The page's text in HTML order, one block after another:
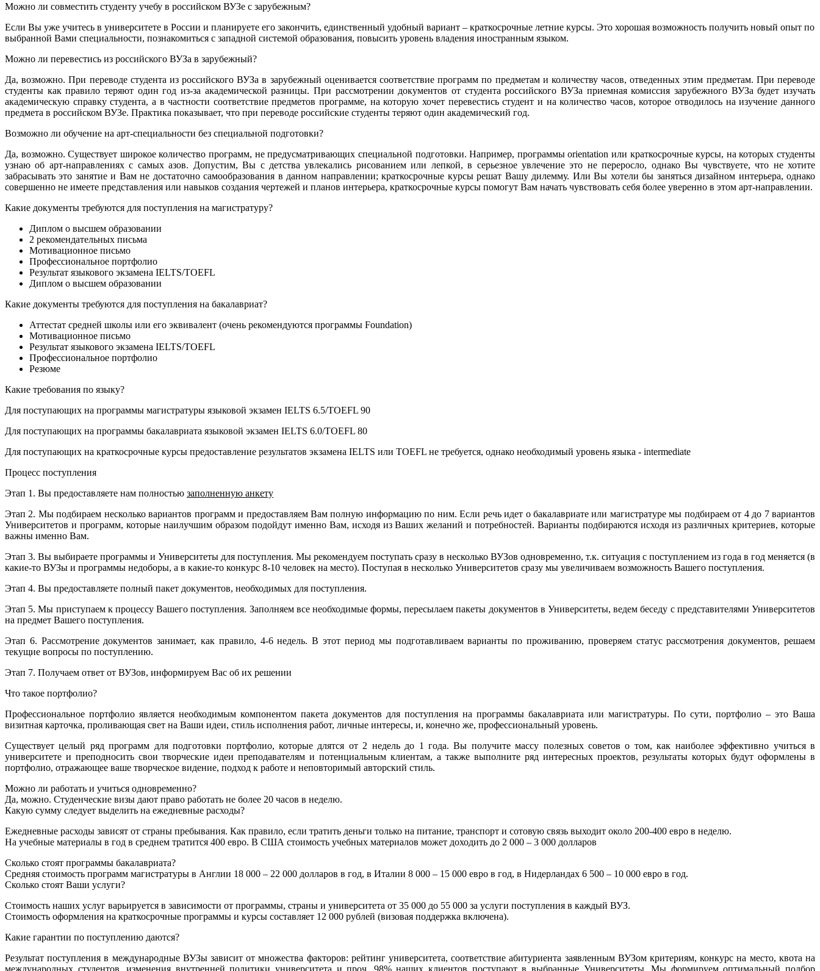
Можно ли совместить студенту учебу в российском ВУЗе с зарубежным?
Если Вы уже учитесь в университете в России и планируете его закончить, единственный удобный вариант – краткосрочные летние курсы. Это хорошая возможность получить новый опыт по
выбранной Вами специальности, познакомиться с западной системой образования, повысить уровень владения иностранным языком.
Можно ли перевестись из российского ВУЗа в зарубежный?
Да, возможно. При переводе студента из российского ВУЗа в зарубежный оценивается соответствие программ по предметам и количеству часов, отведенных этим предметам. При переводе
студенты как правило теряют один год из-за академической разницы. При рассмотрении документов от студента российского ВУЗа приемная комиссия зарубежного ВУЗа будет изучать
академическую справку студента, а в частности соответствие предметов программе, на которую хочет перевестись студент и на количество часов, которое отводилось на изучение данного
предмета в российском ВУЗе. Практика показывает, что при переводе российские студенты теряют один академический год.
Возможно ли обучение на арт-специальности без специальной подготовки?
Да, возможно. Существует широкое количество программ, не предусматривающих специальной подготовки. Например, программы orientation или краткосрочные курсы, на которых студенты
узнаю об арт-направлениях с самых азов. Допустим, Вы с детства увлекались рисованием или лепкой, в серьезное увлечение это не переросло, однако Вы чувствуете, что не хотите
забрасывать это занятие и Вам не достаточно самообразования в данном направлении; краткосрочные курсы решат Вашу дилемму. Или Вы хотели бы заняться дизайном интерьера, однако
совершенно не имеете представления или навыков создания чертежей и планов интерьера, краткосрочные курсы помогут Вам начать чувствовать себя более уверенно в этом арт-направлении.
Какие документы требуются для поступления на магистратуру?
Диплом о высшем образовании
2 рекомендательных письма
Мотивационное письмо
Профессиональное портфолио
Результат языкового экзамена IELTS/TOEFL
Диплом о высшем образовании
Какие документы требуются для поступления на бакалавриат?
Аттестат средней школы или его эквивалент (очень рекомендуются программы Foundation)
Мотивационное письмо
Результат языкового экзамена IELTS/TOEFL
Профессиональное портфолио
Резюме
Какие требования по языку?
Для поступающих на программы магистратуры языковой экзамен IELTS 6.5/TOEFL 90
Для поступающих на программы бакалавриата языковой экзамен IELTS 6.0/TOEFL 80
Для поступающих на краткосрочные курсы предоставление результатов экзамена IELTS или TOEFL не требуется, однако необходимый уровень языка - intermediate
Процесс поступления
Этап 1. Вы предоставляете нам полностью заполненную анкету
Этап 2. Мы подбираем несколько вариантов программ и предоставляем Вам полную информацию по ним. Если речь идет о бакалавриате или магистратуре мы подбираем от 4 до 7 вариантов
Университетов и программ, которые наилучшим образом подойдут именно Вам, исходя из Ваших желаний и потребностей. Варианты подбираются исходя из различных критериев, которые
важны именно Вам.
Этап 3. Вы выбираете программы и Университеты для поступления. Мы рекомендуем поступать сразу в несколько ВУЗов одновременно, т.к. ситуация с поступлением из года в год меняется (в
какие-то ВУЗы и программы недоборы, а в какие-то конкурс 8-10 человек на место). Поступая в несколько Университетов сразу мы увеличиваем возможность Вашего поступления.
Этап 4. Вы предоставляете полный пакет документов, необходимых для поступления.
Этап 5. Мы приступаем к процессу Вашего поступления. Заполняем все необходимые формы, пересылаем пакеты документов в Университеты, ведем беседу с представителями Университетов
на предмет Вашего поступления.
Этап 6. Рассмотрение документов занимает, как правило, 4-6 недель. В этот период мы подготавливаем варианты по проживанию, проверяем статус рассмотрения документов, решаем
текущие вопросы по поступлению.
Этап 7. Получаем ответ от ВУЗов, информируем Вас об их решении
Что такое портфолио?
Профессиональное портфолио является необходимым компонентом пакета документов для поступления на программы бакалавриата или магистратуры. По сути, портфолио – это Ваша
визитная карточка, проливающая свет на Ваши идеи, стиль исполнения работ, личные интересы, и, конечно же, профессиональный уровень.
Существует целый ряд программ для подготовки портфолио, которые длятся от 2 недель до 1 года. Вы получите массу полезных советов о том, как наиболее эффективно учиться в
университете и преподносить свои творческие идеи преподавателям и потенциальным клиентам, а также выполните ряд интересных проектов, результаты которых будут оформлены в
портфолио, отражающее ваше творческое видение, подход к работе и неповторимый авторский стиль.
Можно ли работать и учиться одновременно?
Да, можно. Студенческие визы дают право работать не более 20 часов в неделю.
Какую сумму следует выделить на ежедневные расходы?
Ежедневные расходы зависят от страны пребывания. Как правило, если тратить деньги только на питание, транспорт и сотовую связь выходит около 200-400 евро в неделю.
На учебные материалы в год в среднем тратится 400 евро. В США стоимость учебных материалов может доходить до 2 000 – 3 000 долларов
Сколько стоят программы бакалавриата?
Средняя стоимость программ магистратуры в Англии 18 000 – 22 000 долларов в год, в Италии 8 000 – 15 000 евро в год, в Нидерландах 6 500 – 10 000 евро в год.
Сколько стоят Ваши услуги?
Стоимость наших услуг варьируется в зависимости от программы, страны и университета от 35 000 до 55 000 за услуги поступления в каждый ВУЗ.
Стоимость оформления на краткосрочные программы и курсы составляет 12 000 рублей (визовая поддержка включена).
Какие гарантии по поступлению даются?
Результат поступления в международные ВУЗы зависит от множества факторов: рейтинг университета, соответствие абитуриента заявленным ВУЗом критериям, конкурс на место, квота на
международных студентов, изменения внутренней политики университета и проч. 98% наших клиентов поступают в выбранные Университеты. Мы формируем оптимальный подбор